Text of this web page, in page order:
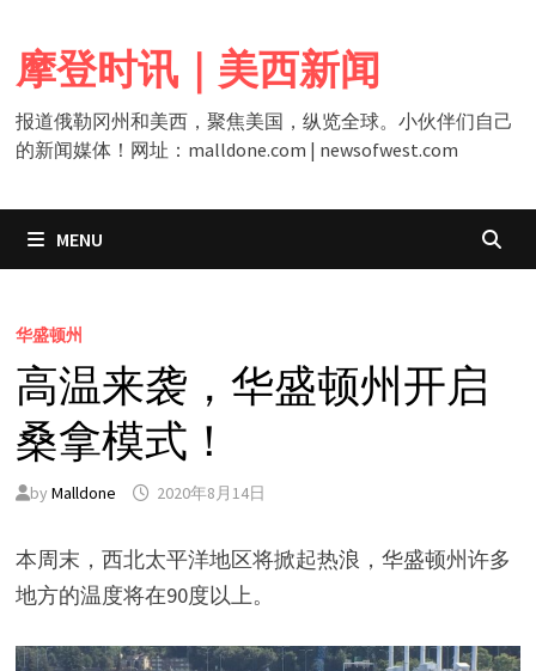
content
摩登时讯｜美西新闻
报道俄勒冈州和美西，聚焦美国，纵览全球。小伙伴们自己
的新闻媒体！网址：malldone.com | newsofwest.com
MENU
华盛顿州
高温来袭，华盛顿州开启
桑拿模式！
by Malldone 2020年8月14日
本周末，西北太平洋地区将掀起热浪，华盛顿州许多
地方的温度将在90度以上。